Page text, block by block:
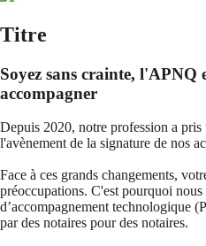
Titre
Soyez sans crainte, l'APNQ
accompagner
Depuis 2020, notre profession a
l'avènement de la signature de nos
Face à ces grands changements,
préoccupations. C'est pourquoi
d’accompagnement technologique
par des notaires pour des notaires.